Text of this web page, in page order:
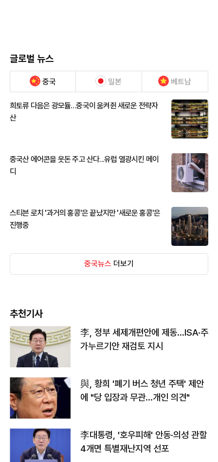
글로벌 뉴스
중국 일본 베트남
희토류 다음은 광모듈…중국이 움켜쥔 새로운 전략자
산
중국산 에어콘을 웃돈 주고 산다...유럽 열광시킨 메이
디
스티븐 로치 '과거의 홍콩'은 끝났지만 '새로운 홍콩'은
진행중
중국뉴스 더보기
추천기사
李, 정부 세제개편안에 제동…ISA·주
가누르기안 재검토 지시
與, 황희 '폐기 버스 청년 주택' 제안
에 "당 입장과 무관…개인 의견"
李대통령, '호우피해' 안동·의성 관할
4개면 특별재난지역 선포